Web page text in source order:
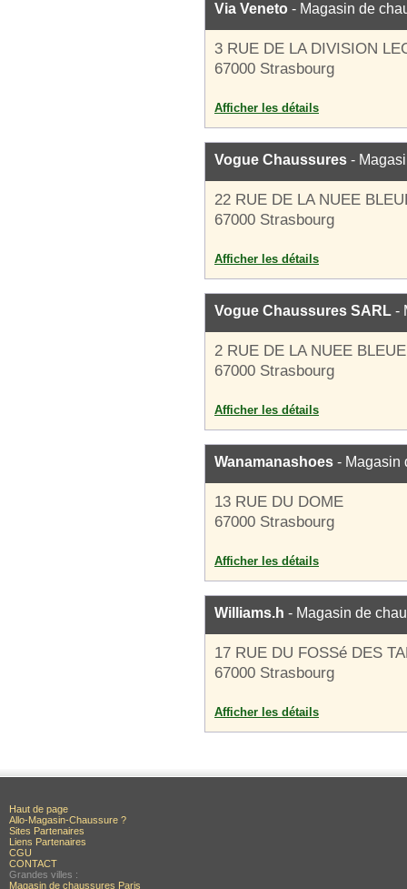
Via Veneto - Magasin de
3 RUE DE LA DIVISION
67000 Strasbourg
Afficher les détails
Vogue Chaussures -
22 RUE DE LA NUEE
67000 Strasbourg
Afficher les détails
Vogue Chaussures SARL -
2 RUE DE LA NUEE BLEUE
67000 Strasbourg
Afficher les détails
Wanamanashoes - Magasin
13 RUE DU DOME
67000 Strasbourg
Afficher les détails
Williams.h - Magasin de
17 RUE DU FOSSé DES
67000 Strasbourg
Afficher les détails
Haut de page
Allo-Magasin-Chaussure ?
Sites Partenaires
Liens Partenaires
CGU
CONTACT
Grandes villes :
Magasin de chaussures Paris